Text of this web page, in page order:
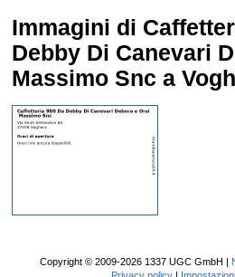
Immagini di
Debby Di Canevari
Massimo Snc a
Copyright © 2009-2026 1337 UGC GmbH |